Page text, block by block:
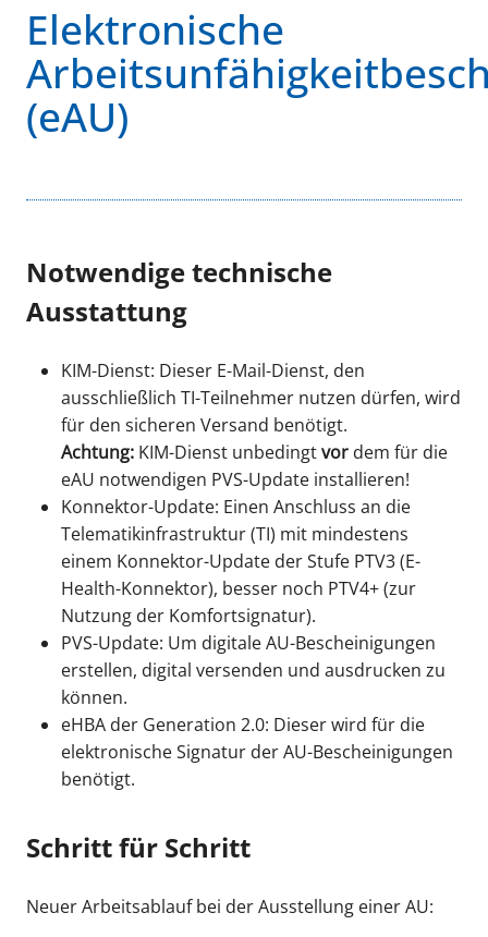
Elektronische
(eAU)
Notwendige technische
Ausstattung
KIM-Dienst: Dieser E-Mail-Dienst, den
ausschließlich TI-Teilnehmer nutzen dürfen, wird
für den sicheren Versand benötigt.
Achtung: KIM-Dienst unbedingtvor dem für die
eAU notwendigen PVS-Update installieren!
Konnektor-Update: Einen Anschluss an die
Telematikinfrastruktur (TI) mit mindestens
einem Konnektor-Update der Stufe PTV3 (E-
Health-Konnektor), besser noch PTV4+ (zur
Nutzung der Komfortsignatur).
PVS-Update: Um digitale AU-Bescheinigungen
erstellen, digital versenden und ausdrucken zu
können.
eHBA der Generation 2.0: Dieser wird für die
elektronische Signatur der AU-Bescheinigungen
benötigt.
Schritt für Schritt
Neuer Arbeitsablauf bei der Ausstellung einer AU: